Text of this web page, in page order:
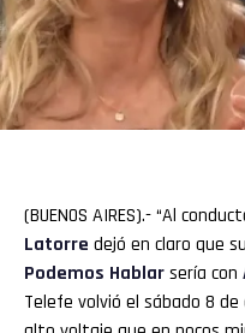
(BUENOS AIRES).- “Al
Latorre dejó en claro que
Podemos Hablarsería con
Telefe volvió el sábado 8